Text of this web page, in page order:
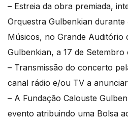
– Estreia da obra premiada,
Orquestra Gulbenkian durante
Músicos, no Grande Auditório
Gulbenkian, a 17 de Setembro
– Transmissão do concerto
canal rádio e/ou TV a
– A Fundação Calouste
evento atribuindo uma Bolsa